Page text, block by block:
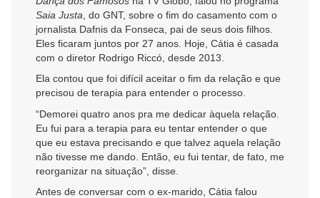
Saia Justa , do GNT, sobre o fim do casamento com o
jornalista Dafnis da Fonseca, pai de seus dois filhos.
Eles ficaram juntos por 27 anos. Hoje, Cátia é casada
com o diretor Rodrigo Riccó, desde 2013.
Ela contou que foi difícil aceitar o fim da relação e que
precisou de terapia para entender o processo.
“Demorei quatro anos pra me dedicar àquela relação.
Eu fui para a terapia para eu tentar entender o que
que eu estava precisando e que talvez aquela relação
não tivesse me dando. Então, eu fui tentar, de fato, me
reorganizar na situação”, disse.
Antes de conversar com o ex-marido, Cátia falou